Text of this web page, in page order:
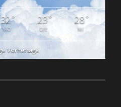
32°
MO
23°
DIE
28°
MI
Vorhersage